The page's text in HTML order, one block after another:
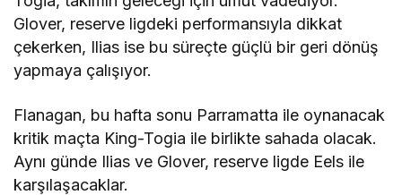
Glover, reserve ligdeki performansıyla dikkat
çekerken, Ilias ise bu süreçte güçlü bir geri dönüş
yapmaya çalışıyor.
Flanagan, bu hafta sonu Parramatta ile oynanacak
kritik maçta King-Togia ile birlikte sahada olacak.
Aynı günde Ilias ve Glover, reserve ligde Eels ile
karşılaşacaklar.